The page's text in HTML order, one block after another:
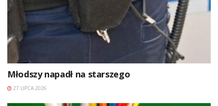
Młodszy napadł na starszego
27 LIPCA 2026